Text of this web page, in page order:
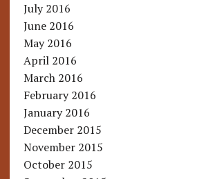
July 2016
June 2016
May 2016
April 2016
March 2016
February 2016
January 2016
December 2015
November 2015
October 2015